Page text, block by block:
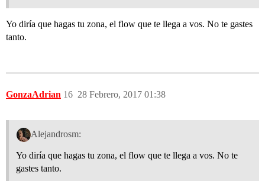
Yo diría que hagas tu zona, el flow que te llega a vos. No te gastes
tanto.
GonzaAdrian 28 Febrero, 2017 01:38
16
Alejandrosm:
Yo diría que hagas tu zona, el flow que te llega a vos. No te
gastes tanto.